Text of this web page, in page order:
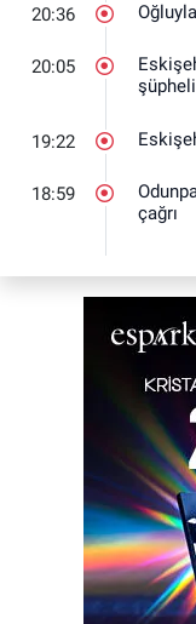
20:36
20:05
19:22
18:59
çağrı